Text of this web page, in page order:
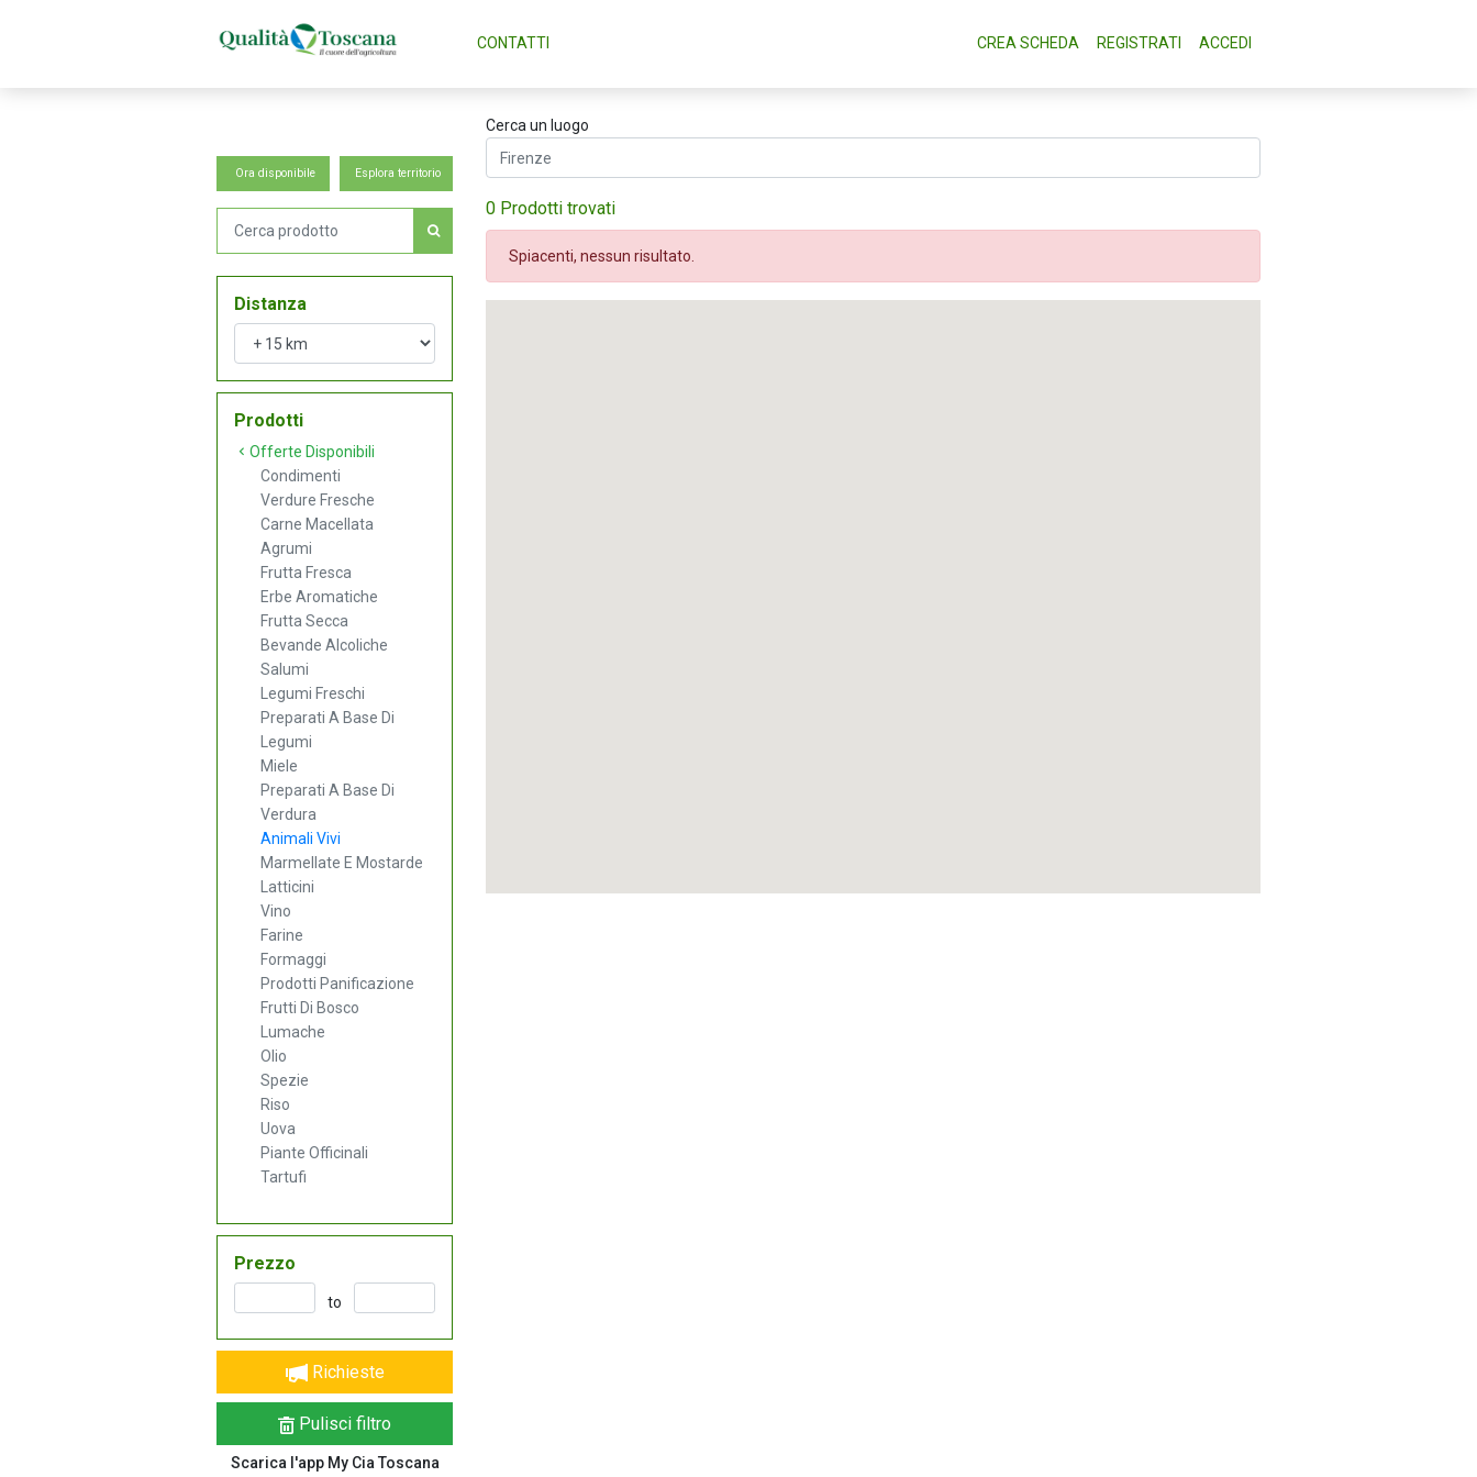
CONTATTI CREA SCHEDA REGISTRATI ACCEDI
Ora disponibile Esplora territorio
Distanza
Prodotti
Offerte Disponibili
Condimenti
Verdure Fresche
Carne Macellata
Agrumi
Frutta Fresca
Erbe Aromatiche
Frutta Secca
Bevande Alcoliche
Salumi
Legumi Freschi
Preparati A Base Di
Legumi
Miele
Preparati A Base Di
Verdura
Animali Vivi
Marmellate E Mostarde
Latticini
Vino
Farine
Formaggi
Prodotti Panificazione
Frutti Di Bosco
Lumache
Olio
Spezie
Riso
Uova
Piante Officinali
Tartufi
Prezzo
to
Richieste
Pulisci filtro
Scarica l'app My Cia Toscana
Cerca un luogo
0 Prodotti trovati
Spiacenti, nessun risultato.